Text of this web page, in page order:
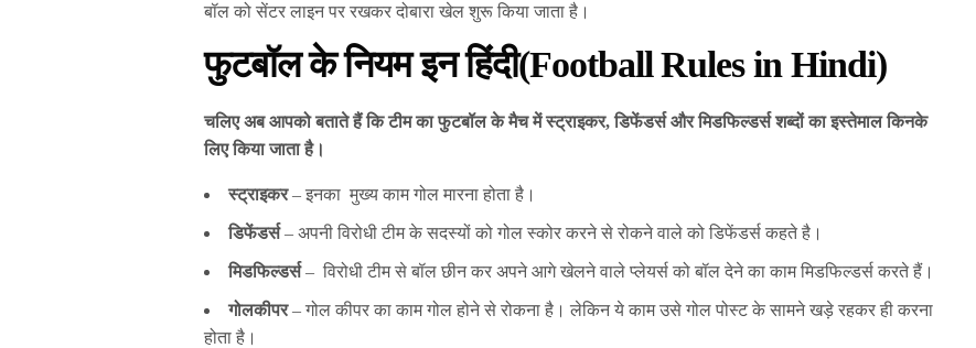
बॉल को सेंटर लाइन पर रखकर दोबारा खेल शुरू किया जाता है।
फुटबॉल के नियम इन हिंदी(Football Rules in Hindi)
चलिए अब आपको बताते हैं कि टीम का फुटबॉल के मैच में स्ट्राइकर, डिफेंडर्स और मिडफिल्डर्स शब्दों का इस्तेमाल किनके
लिए किया जाता है।
स्ट्राइकर– इनका मुख्य काम गोल मारना होता है।
डिफेंडर्स– अपनी विरोधी टीम के सदस्यों को गोल स्कोर करने से रोकने वाले को डिफेंडर्स कहते है।
मिडफिल्डर्स– विरोधी टीम से बॉल छीन कर अपने आगे खेलने वाले प्लेयर्स को बॉल देने का काम मिडफिल्डर्स करते हैं।
गोलकीपर– गोल कीपर का काम गोल होने से रोकना है। लेकिन ये काम उसे गोल पोस्ट के सामने खड़े रहकर ही करना
होता है।